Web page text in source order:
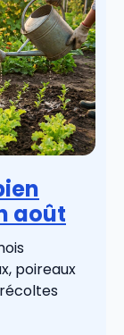
août
poireaux